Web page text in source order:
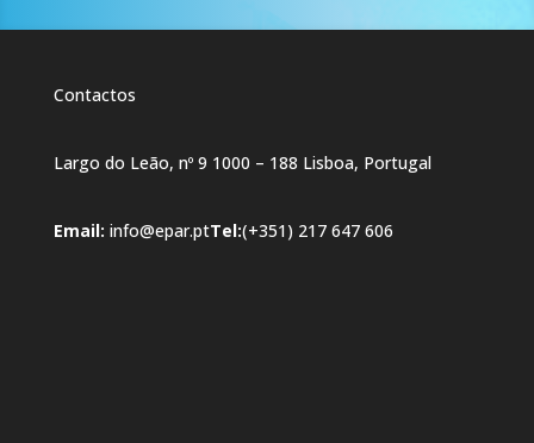
Contactos
Largo do Leão, nº 9 1000 – 188 Lisboa, Portugal
Email: info@epar.ptTel:(+351) 217 647 606